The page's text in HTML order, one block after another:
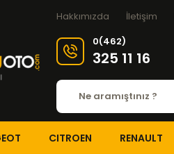
Hakkımızda İletişim
0(462)
325 11 16
CITROEN RENAULT